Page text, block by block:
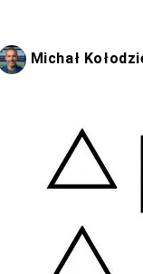
Michał